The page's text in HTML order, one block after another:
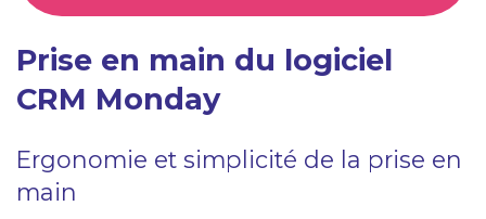
Prise en main du logiciel
CRM Monday
Ergonomie et simplicité de la prise en
main